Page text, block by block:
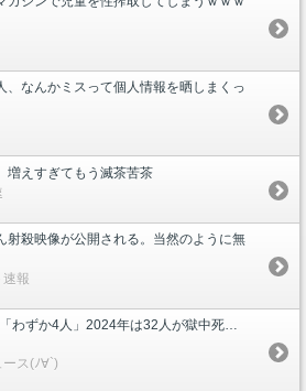
、なんかミスって個人情報を晒しまくっ
増えすぎてもう滅茶苦茶
射殺映像が公開される。当然のように無
報
わずか4人」2024年は32人が獄中死…
ス(ﾉ∀`)